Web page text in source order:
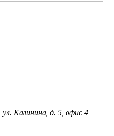
ул. Калинина, д. 5, офис 4